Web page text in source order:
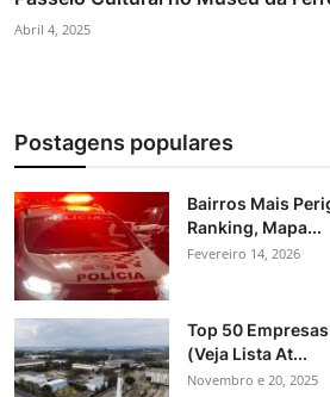
Abril 4, 2025
Postagens populares
Bairros Mais
Ranking, Mapa...
Fevereiro 14, 2026
Top 50
(Veja Lista At...
Novembro e 20, 2025